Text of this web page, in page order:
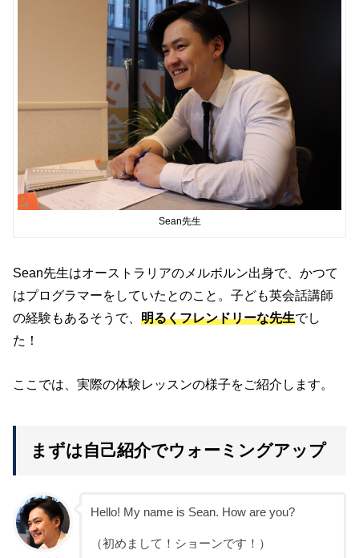
Sean先生
Sean先生はオーストラリアのメルボルン出身で、かつて
はプログラマーをしていたとのこと。子ども英会話講師
の経験もあるそうで、明るくフレンドリーな先生でし
た！
ここでは、実際の体験レッスンの様子をご紹介します。
まずは自己紹介でウォーミングアップ
Hello! My name is Sean. How are you?
（初めまして！ショーンです！）